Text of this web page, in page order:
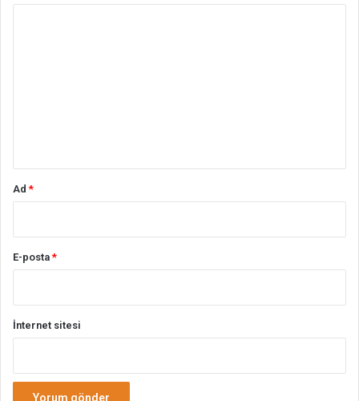
Ad*
E-posta*
İnternet sitesi